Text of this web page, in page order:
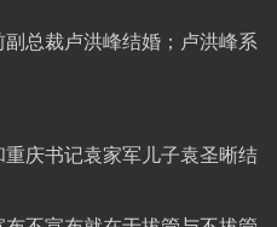
总裁卢洪峰结婚；卢洪峰系
庆书记袁家军儿子袁圣晰结